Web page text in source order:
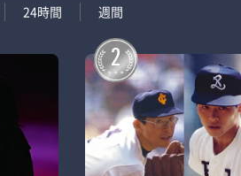
24時間 週間
2